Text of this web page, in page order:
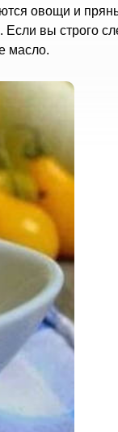
овощи и
вы строго
масло.